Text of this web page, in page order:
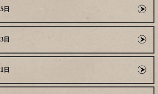
日
日
日